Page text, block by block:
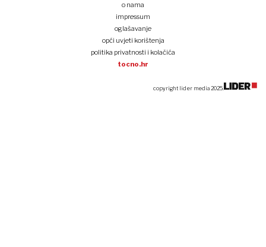
o nama
impressum
oglašavanje
opći uvjeti korištenja
politika privatnosti i kolačića
tocno.hr
copyright lider media 2025.